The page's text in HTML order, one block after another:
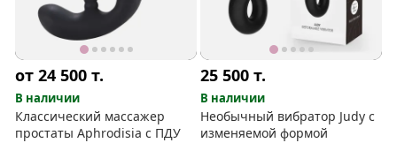
от 24 500т.
В наличии
Классический массажер
простаты Aphrodisia c ПДУ
25 500т.
В наличии
Необычный вибратор Judy с
изменяемой формой